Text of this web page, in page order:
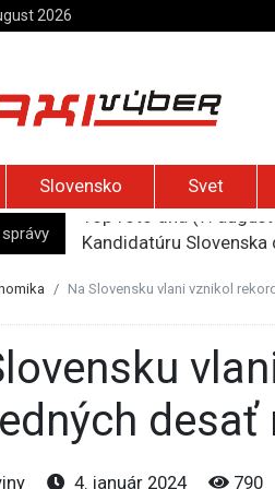
2026
Slovensko Svet
Kandidatúru
Pápež Lev XIV. sa vo
Na Slovensku vlani vznikol
desať
4. január 2024 790